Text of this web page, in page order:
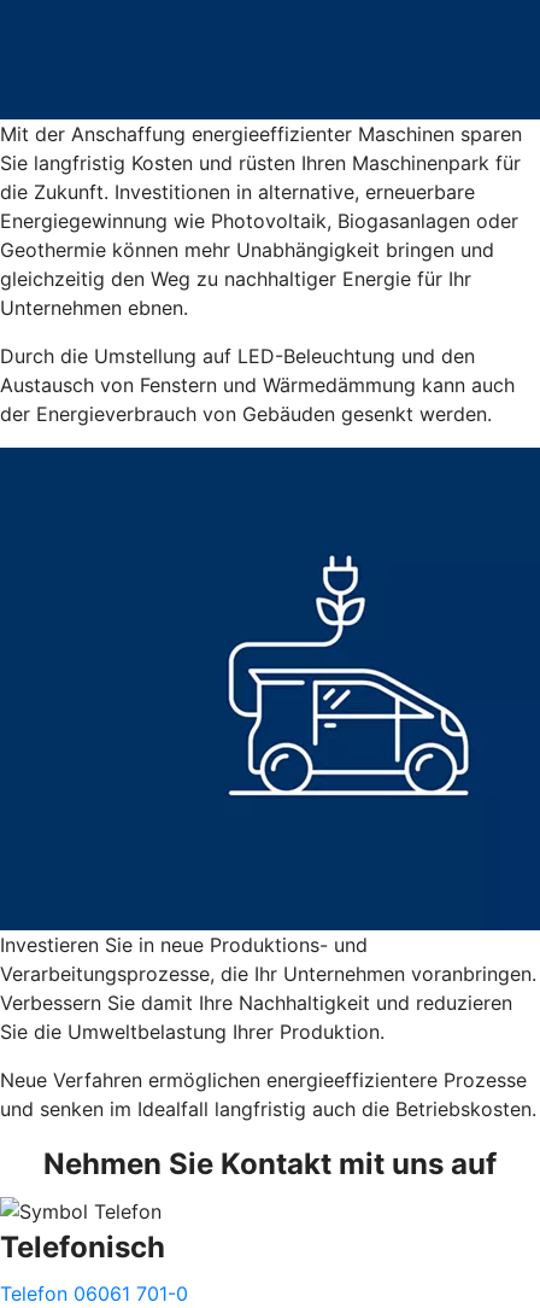
Mit der Anschaffung energieeffizienter Maschinen sparen
Sie langfristig Kosten und rüsten Ihren Maschinenpark für
die Zukunft. Investitionen in alternative, erneuerbare
Energiegewinnung wie Photovoltaik, Biogasanlagen oder
Geothermie können mehr Unabhängigkeit bringen und
gleichzeitig den Weg zu nachhaltiger Energie für Ihr
Unternehmen ebnen.
Durch die Umstellung auf LED-Beleuchtung und den
Austausch von Fenstern und Wärmedämmung kann auch
der Energieverbrauch von Gebäuden gesenkt werden.
Investieren Sie in neue Produktions- und
Verarbeitungsprozesse, die Ihr Unternehmen voranbringen.
Verbessern Sie damit Ihre Nachhaltigkeit und reduzieren
Sie die Umweltbelastung Ihrer Produktion.
Neue Verfahren ermöglichen energieeffizientere Prozesse
und senken im Idealfall langfristig auch die Betriebskosten.
Nehmen Sie Kontakt mit uns auf
Telefonisch
Telefon 06061 701-0